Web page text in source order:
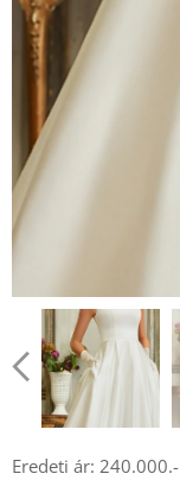
Eredeti ár: 240.000.-